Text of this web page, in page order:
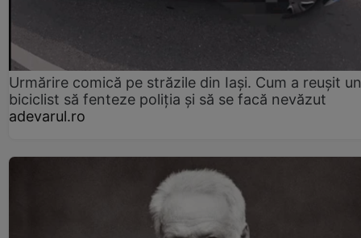
Urmărire comică pe străzile din Iași. Cum a reușit un
biciclist să fenteze poliția și să se facă nevăzut
adevarul.ro